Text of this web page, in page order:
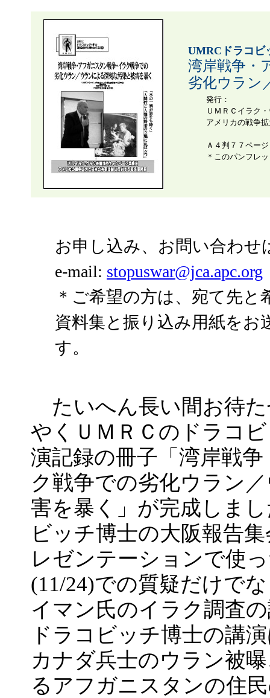
UMRCドラコビ
湾岸戦争・
劣化ウラン
発行：
ＵＭＲＣイラク
アメリカの戦争
Ａ４判７７ペー
＊このパンフレ
お申し込み、お問い合わせ
e-mail: stopuswar@jca.apc.org
＊ご希望の方は、宛て先
資料集と振り込み用紙をお
す。
たいへん長い間お待
やくＵＭＲＣのドラコ
演記録の冊子「湾岸戦
ク戦争での劣化ウラン
害を暴く」が完成しま
ビッチ博士の大阪報告
レゼンテーションで使
(11/24)での質疑だけで
イマン氏のイラク調査
ドラコビッチ博士の講
カナダ兵士のウラン被
るアフガニスタンの住